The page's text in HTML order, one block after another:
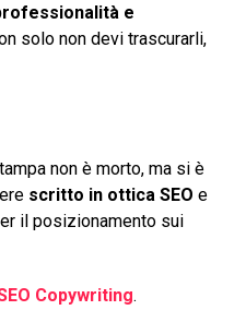
e
solo non devi trascurarli,
non è morto, ma si è
scritto in ottica SEO e
il posizionamento sui
Copywriting.